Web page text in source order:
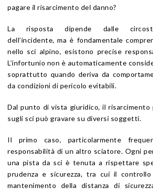
pagare il risarcimento del danno?
La risposta dipende dalle
dell’incidente, ma è fondamentale
nello sci alpino, esistono precise
L’infortunio non è automaticamente
soprattutto quando deriva da
da condizioni di pericolo evitabili.
Dal punto di vista giuridico, il
sugli sci può gravare su diversi soggetti.
Il primo caso, particolarmente
responsabilità di un altro sciatore. Ogni
una pista da sci è tenuta a rispettare
prudenza e sicurezza, tra cui il
mantenimento della distanza di